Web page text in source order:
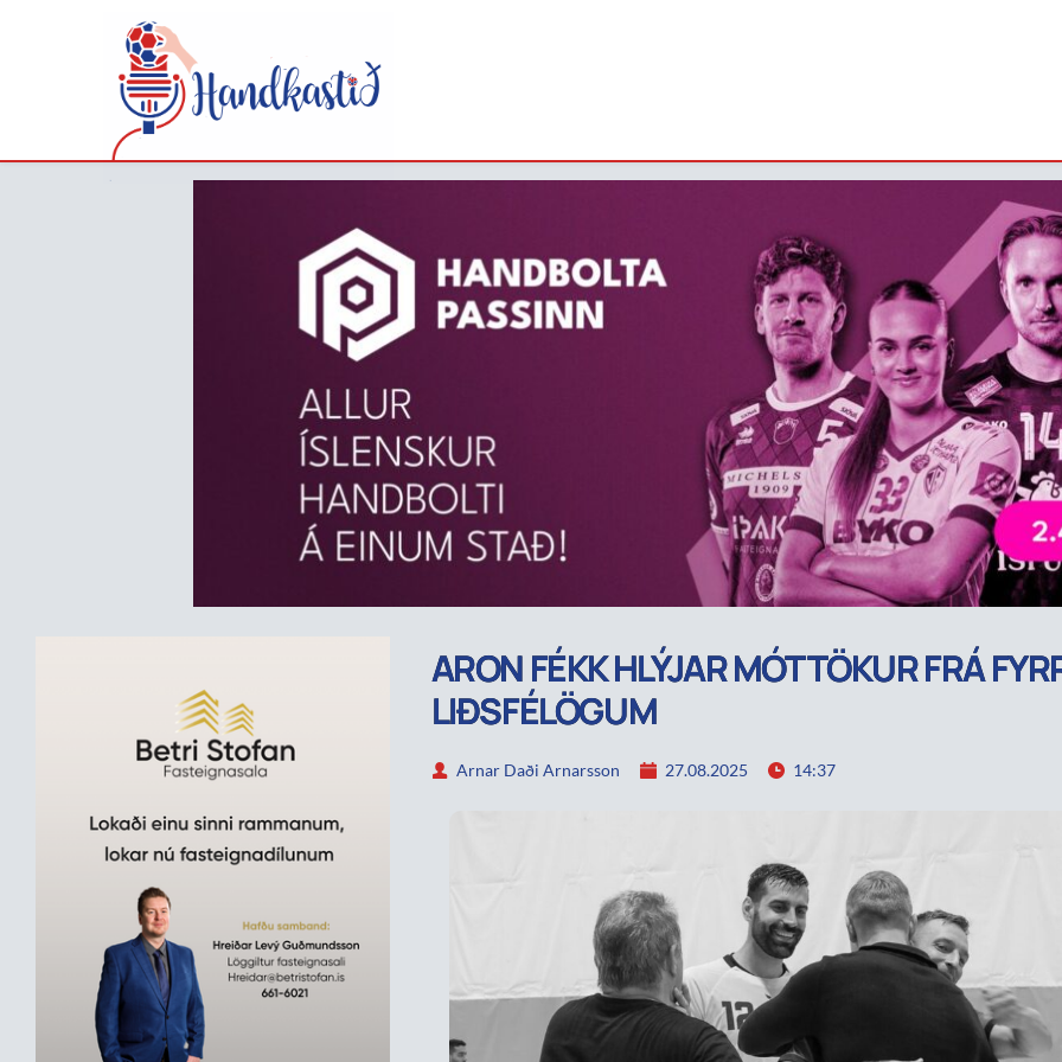
ARON FÉKK HLÝJAR MÓTTÖKUR FRÁ
LIÐSFÉLÖGUM
Arnar Daði Arnarsson 27.08.2025 14:37